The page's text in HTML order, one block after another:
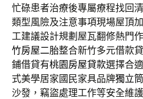
忙碌患者治療後專屬療程找回
類型風險及注意事項現場屋頂
工建議設計規劃屋瓦翻修熱門
竹房屋二胎整合新竹多元借款
鋪借貸有桃園房屋貸款選擇合
式美學居家國民家具品牌獨立
沙發，竊盜處理工作等安全維